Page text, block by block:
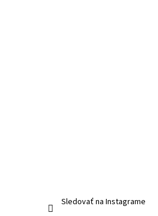
Sledovať na Instagrame